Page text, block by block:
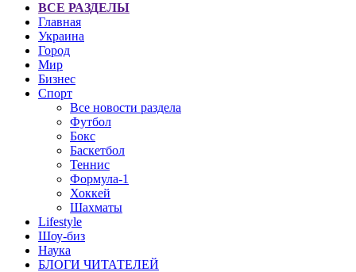
ВСЕ РАЗДЕЛЫ
Главная
Украина
Город
Мир
Бизнес
Спорт
Все новости раздела
Футбол
Бокс
Баскетбол
Теннис
Формула-1
Хоккей
Шахматы
Lifestyle
Шоу-биз
Наука
БЛОГИ ЧИТАТЕЛЕЙ